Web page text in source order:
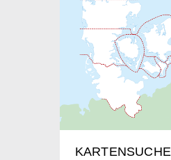
KARTENSUCHE